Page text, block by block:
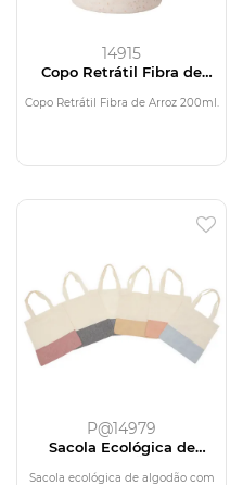
14915
Copo Retrátil Fibra de
Copo Retrátil Fibra de Arroz 200ml.
P@14979
Sacola Ecológica de
Sacola ecológica de algodão com